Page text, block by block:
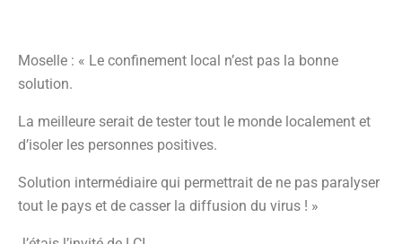
Moselle : « Le confinement local n’est pas la bonne
solution.
La meilleure serait de tester tout le monde localement et
d’isoler les personnes positives.
Solution intermédiaire qui permettrait de ne pas paralyser
tout le pays et de casser la diffusion du virus ! »